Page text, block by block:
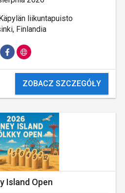
liikuntapuisto
Finlandia
ZOBACZ SZCZEGÓŁY
Island Open